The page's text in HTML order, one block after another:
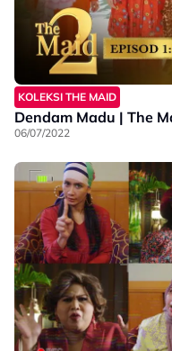
KOLEKSI THE MAID
Dendam Madu | The
06/07/2022